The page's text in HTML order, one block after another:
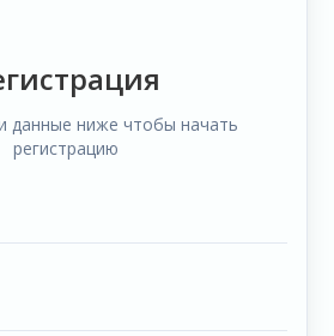
данные ниже чтобы начать
регистрацию